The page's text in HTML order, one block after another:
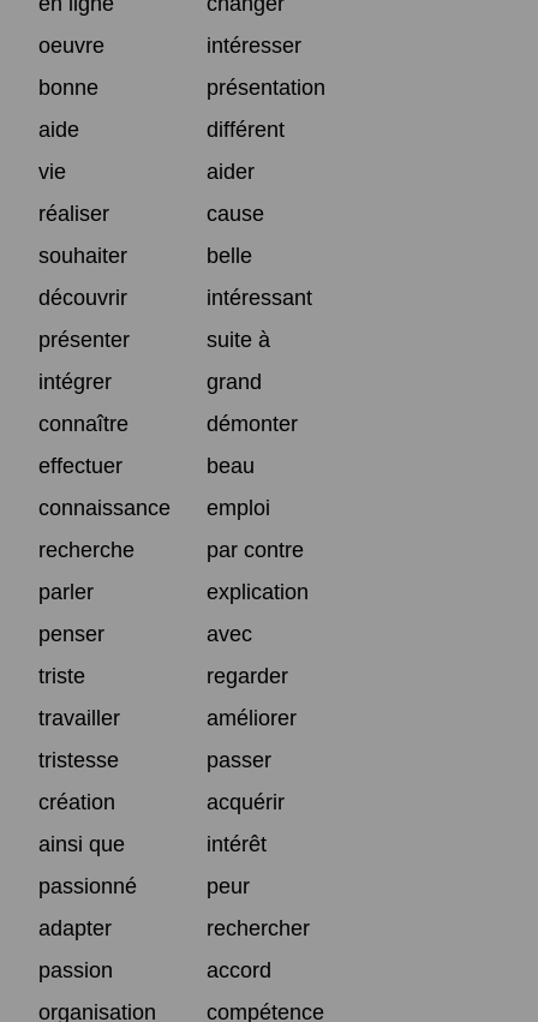
oeuvre
intéresser
bonne
présentation
aide
différent
vie
aider
réaliser
cause
souhaiter
belle
découvrir
intéressant
présenter
suite à
intégrer
grand
connaître
démonter
effectuer
beau
connaissance
emploi
recherche
par contre
parler
explication
penser
avec
triste
regarder
travailler
améliorer
tristesse
passer
création
acquérir
ainsi que
intérêt
passionné
peur
adapter
rechercher
passion
accord
organisation
compétence